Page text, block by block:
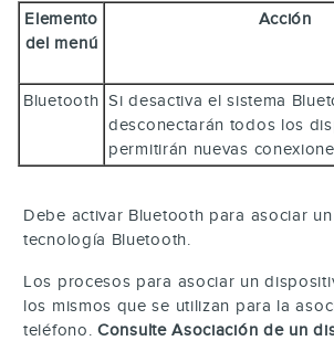
Elemento
del menú
Acción
Bluetooth Si desactiva el sistema
desconectarán todos los
permitirán nuevas
Debe activar Bluetooth para asociar
tecnología Bluetooth.
Los procesos para asociar un
los mismos que se utilizan para la
teléfono. Consulte Asociación de un